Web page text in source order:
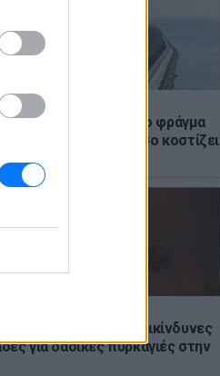
έχτισε τσιμεντένιο φράγμα
για τα τσουνάμι - Πόσο κοστίζει
διχάζει
είναι οι 6 πιο επικίνδυνες
για δασικές πυρκαγιές στην